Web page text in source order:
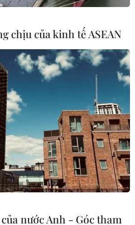
thêm 85 ca mắc
có 61 ca
Việt Nam có tổng cộng 12.227
và 1.720 ca nhập cảnh; số lượng
27/4 đến nay là 10.657 ca.
chịu của kinh tế ASEAN
nước Anh - Góc tham